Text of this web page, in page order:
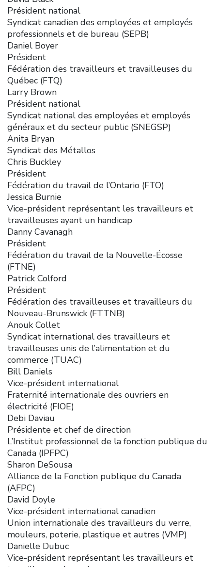
Président national
Syndicat canadien des employées et employés
professionnels et de bureau (SEPB)
Daniel Boyer
Président
Fédération des travailleurs et travailleuses du
Québec (FTQ)
Larry Brown
Président national
Syndicat national des employées et employés
généraux et du secteur public (SNEGSP)
Anita Bryan
Syndicat des Métallos
Chris Buckley
Président
Fédération du travail de l’Ontario (FTO)
Jessica Burnie
Vice-président représentant les travailleurs et
travailleuses ayant un handicap
Danny Cavanagh
Président
Fédération du travail de la Nouvelle-Écosse
(FTNE)
Patrick Colford
Président
Fédération des travailleuses et travailleurs du
Nouveau-Brunswick (FTTNB)
Anouk Collet
Syndicat international des travailleurs et
travailleuses unis de l’alimentation et du
commerce (TUAC)
Bill Daniels
Vice-président international
Fraternité internationale des ouvriers en
électricité (FIOE)
Debi Daviau
Présidente et chef de direction
L’Institut professionnel de la fonction publique du
Canada (IPFPC)
Sharon DeSousa
Alliance de la Fonction publique du Canada
(AFPC)
David Doyle
Vice-président international canadien
Union internationale des travailleurs du verre,
mouleurs, poterie, plastique et autres (VMP)
Danielle Dubuc
Vice-président représentant les travailleurs et